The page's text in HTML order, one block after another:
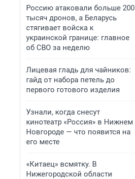
Россию атаковали больше 200
тысяч дронов, а Беларусь
стягивает войска к
украинской границе: главное
об СВО за неделю
Лицевая гладь для чайников:
гайд от набора петель до
первого готового изделия
Узнали, когда снесут
кинотеатр «Россия» в Нижнем
Новгороде — что появится на
его месте
«Китаец» всмятку. В
Нижегородской области